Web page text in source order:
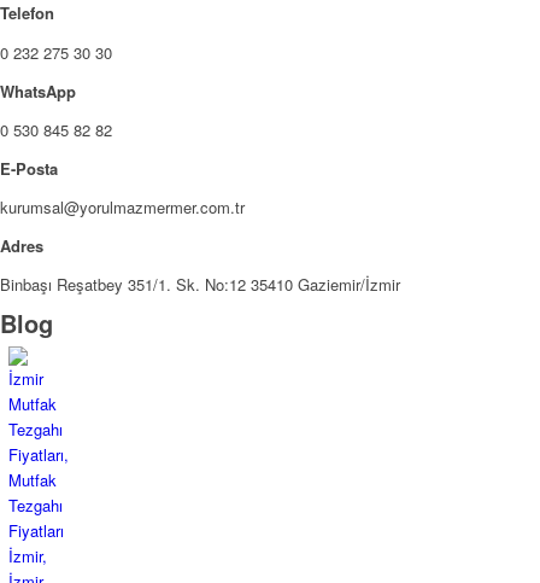
Telefon
0 232 275 30 30
WhatsApp
0 530 845 82 82
E-Posta
kurumsal@yorulmazmermer.com.tr
Adres
Binbaşı Reşatbey 351/1. Sk. No:12 35410 Gaziemir/İzmir
Blog